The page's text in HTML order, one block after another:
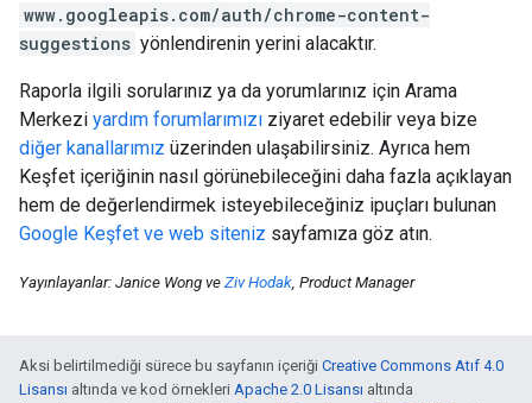
www.googleapis.com/auth/chrome-content-
suggestions yönlendirenin yerini alacaktır.
Raporla ilgili sorularınız ya da yorumlarınız için Arama
Merkezi yardım forumlarımızı ziyaret edebilir veya bize
diğer kanallarımız üzerinden ulaşabilirsiniz. Ayrıca hem
Keşfet içeriğinin nasıl görünebileceğini daha fazla açıklayan
hem de değerlendirmek isteyebileceğiniz ipuçları bulunan
Google Keşfet ve web siteniz sayfamıza göz atın.
Yayınlayanlar: Janice Wong ve Ziv Hodak, Product Manager
Aksi belirtilmediği sürece bu sayfanın içeriği Creative Commons Atıf 4.0
Lisansı altında ve kod örnekleri Apache 2.0 Lisansı altında